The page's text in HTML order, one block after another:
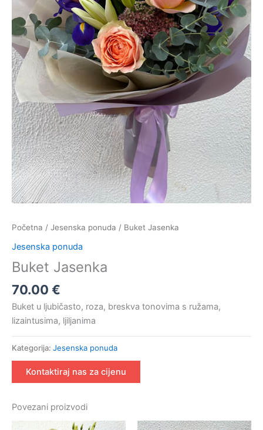
Početna / Jesenska ponuda / Buket Jasenka
Jesenska ponuda
Buket Jasenka
70.00 €
Buket u ljubičasto, roza, breskva tonovima s ružama,
lizaintusima, ljiljanima
Kategorija: Jesenska ponuda
Kontaktiraj nas za cijenu
Povezani proizvodi